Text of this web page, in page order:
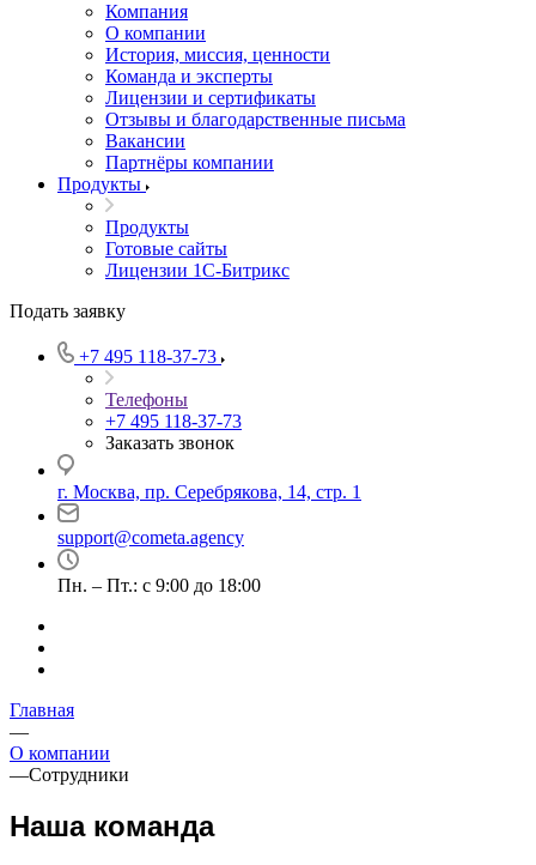
Компания
О компании
История, миссия, ценности
Команда и эксперты
Лицензии и сертификаты
Отзывы и благодарственные письма
Вакансии
Партнёры компании
Продукты
Продукты
Готовые сайты
Лицензии 1С-Битрикс
Подать заявку
+7 495 118-37-73
Телефоны
+7 495 118-37-73
Заказать звонок
г. Москва, пр. Серебрякова, 14, стр. 1
support@cometa.agency
Пн. – Пт.: с 9:00 до 18:00
Главная
—
О компании
—Сотрудники
Наша команда